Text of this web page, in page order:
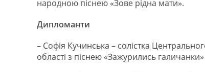
народною піснею «Зове рідна мати».
Дипломанти
– Софія Кучинська – солістка
області з піснею «Зажурились